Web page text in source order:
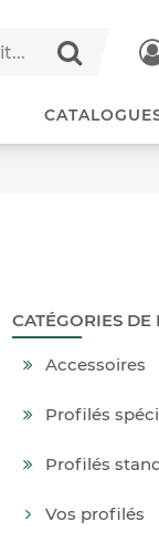
CATÉGORIES DE
Accessoires
Profilés
Profilés
Vos profilés